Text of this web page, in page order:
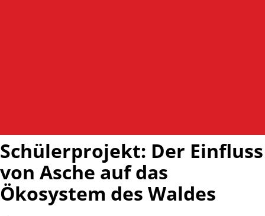
Schülerprojekt: Der Einfluss
von Asche auf das
Ökosystem des Waldes